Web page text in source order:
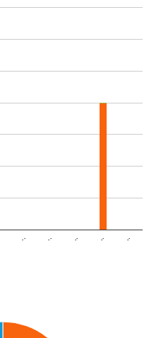
.. .. .. .. ..